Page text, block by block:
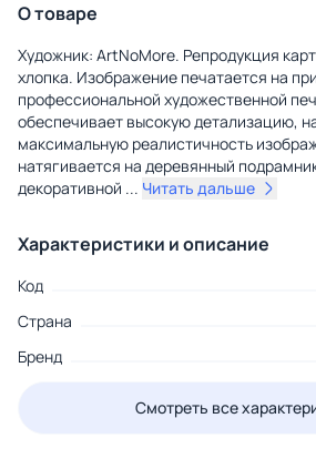
О товаре
Художник: ArtNoMore. Репродукция
хлопка. Изображение печатается на
профессиональной художественной
обеспечивает высокую детализацию,
максимальную реалистичность
натягивается на деревянный
декоративной ... Читать дальше
Характеристики и описание
Код
Страна
Бренд
Смотреть все